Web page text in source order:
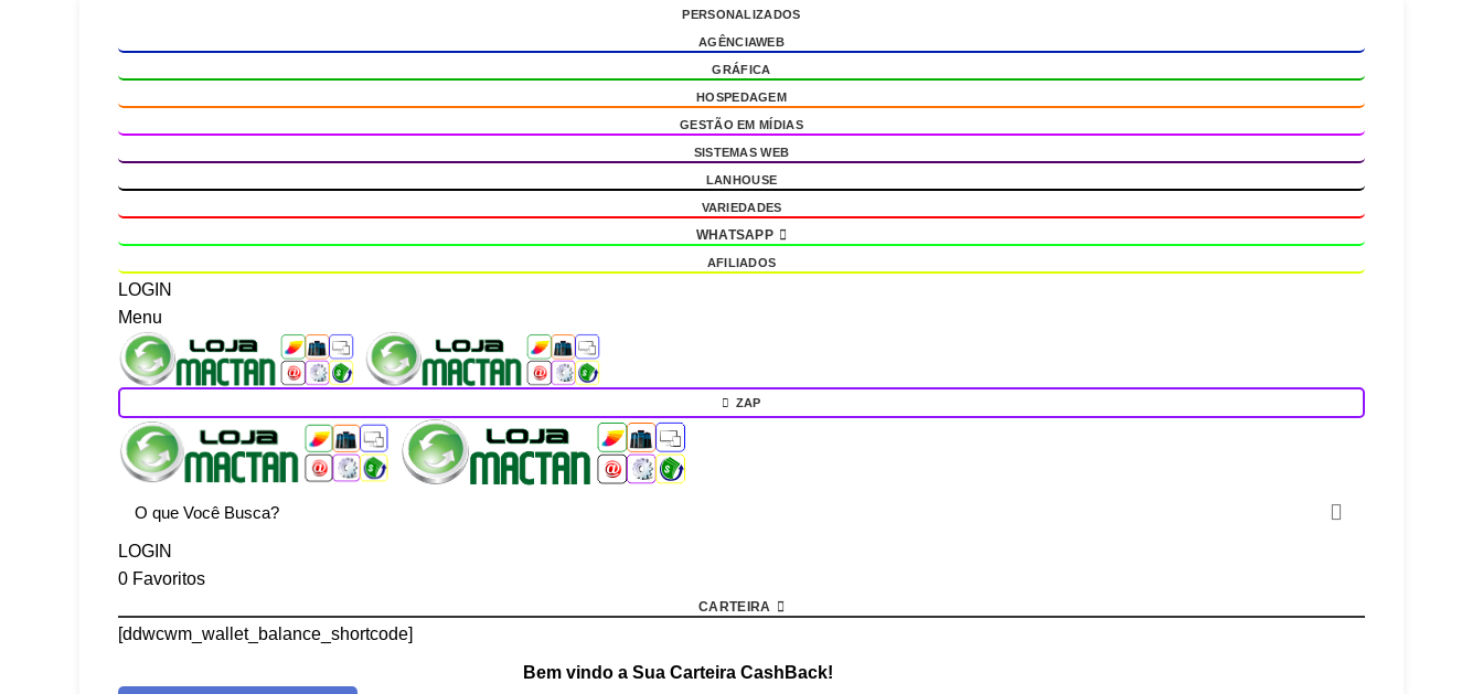
PERSONALIZADOS
AGÊNCIAWEB
GRÁFICA
HOSPEDAGEM
GESTÃO EM MÍDIAS
SISTEMAS WEB
LANHOUSE
VARIEDADES
WHATSAPP
AFILIADOS
LOGIN
Menu
ZAP
LOGIN
0 Favoritos
CARTEIRA
[ddwcwm_wallet_balance_shortcode]
Bem vindo a Sua Carteira CashBack!